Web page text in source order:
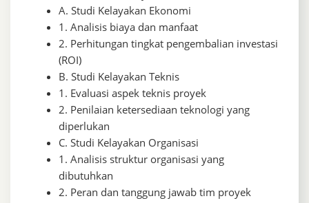
A. Studi Kelayakan Ekonomi
1. Analisis biaya dan manfaat
2. Perhitungan tingkat pengembalian investasi
(ROI)
B. Studi Kelayakan Teknis
1. Evaluasi aspek teknis proyek
2. Penilaian ketersediaan teknologi yang
diperlukan
C. Studi Kelayakan Organisasi
1. Analisis struktur organisasi yang
dibutuhkan
2. Peran dan tanggung jawab tim proyek